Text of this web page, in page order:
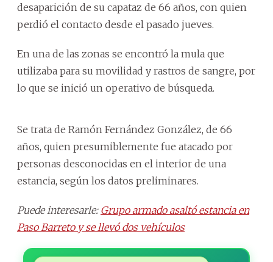
desaparición de su capataz de 66 años, con quien
perdió el contacto desde el pasado jueves.
En una de las zonas se encontró la mula que
utilizaba para su movilidad y rastros de sangre, por
lo que se inició un operativo de búsqueda.
Se trata de Ramón Fernández González, de 66
años, quien presumiblemente fue atacado por
personas desconocidas en el interior de una
estancia, según los datos preliminares.
Puede interesarle: Grupo armado asaltó estancia en
Paso Barreto y se llevó dos vehículos